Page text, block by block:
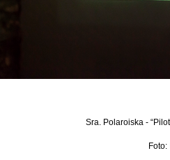
Sra. Polaroiska -